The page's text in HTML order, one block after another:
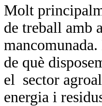
Molt
de treball amb
de què
el sector
energia i